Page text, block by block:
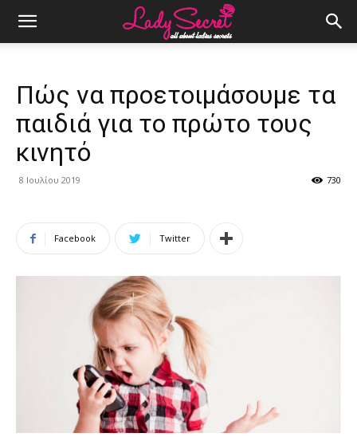
Πώς να προετοιμάσουμε τα
παιδιά για το πρώτο τους
κινητό
8 Ιουλίου 2019 730
Facebook Twitter